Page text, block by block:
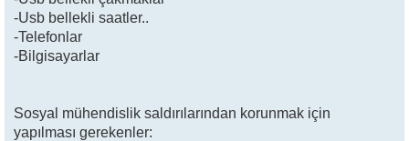
-Usb bellekli saatler..
-Telefonlar
-Bilgisayarlar
Sosyal mühendislik saldırılarından korunmak için
yapılması gerekenler: